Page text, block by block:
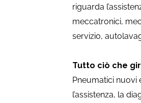
riguarda
meccatronici,
servizio,
Tutto ciò che
Pneumatici nuovi
l’assistenza, la